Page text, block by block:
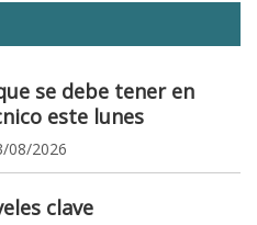
se debe tener en
este lunes
08/2026
clave